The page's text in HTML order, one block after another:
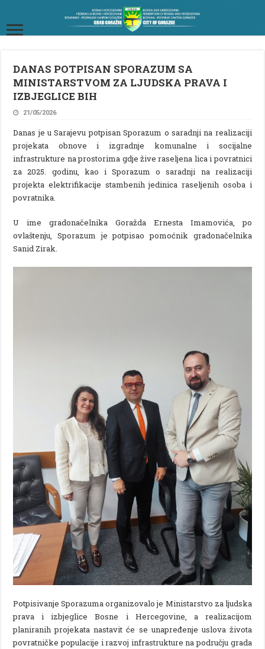
DANAS POTPISAN SPORAZUM SA
MINISTARSTVOM ZA LJUDSKA PRAVA I
IZBJEGLICE BIH
21/05/2026
Danas je u Sarajevu potpisan Sporazum o saradnji na realizaciji
projekata obnove i izgradnje komunalne i socijalne
infrastrukture na prostorima gdje žive raseljena lica i povratnici
za 2025. godinu, kao i Sporazum o saradnji na realizaciji
projekta elektrifikacije stambenih jedinica raseljenih osoba i
povratnika.
U ime gradonačelnika Goražda Ernesta Imamovića, po
ovlaštenju, Sporazum je potpisao pomoćnik gradonačelnika
Sanid Zirak.
Potpisivanje Sporazuma organizovalo je Ministarstvo za ljudska
prava i izbjeglice Bosne i Hercegovine, a realizacijom
planiranih projekata nastavit će se unapređenje uslova života
povratničke populacije i razvoj infrastrukture na području grada